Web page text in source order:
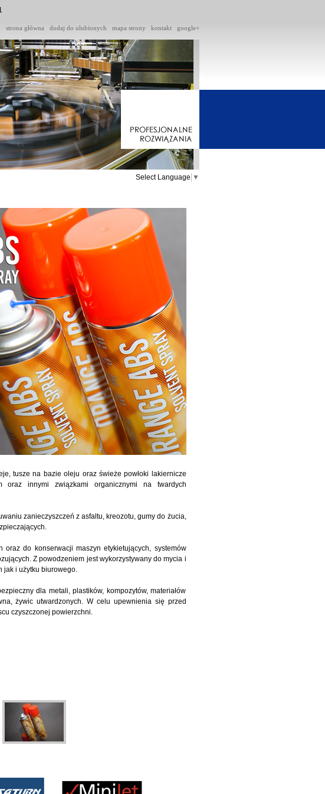
strona główna dodaj do ulubionych mapa strony kontakt google+
Select Language ▼
tusze na bazie oleju oraz świeże powłoki lakiernicze
oraz innymi związkami organicznymi na twardych
zanieczyszczeń z asfaltu, kreozotu, gumy do żucia,
do konserwacji maszyn etykietujących, systemów
Z powodzeniem jest wykorzystywany do mycia i
jak i użytku biurowego.
dla metali, plastików, kompozytów, materiałów
żywic utwardzonych. W celu upewnienia się przed
czyszczonej powierzchni.